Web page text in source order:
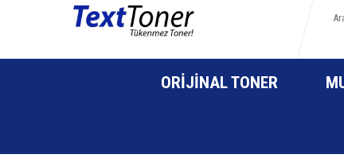
ORIJINAL TONER